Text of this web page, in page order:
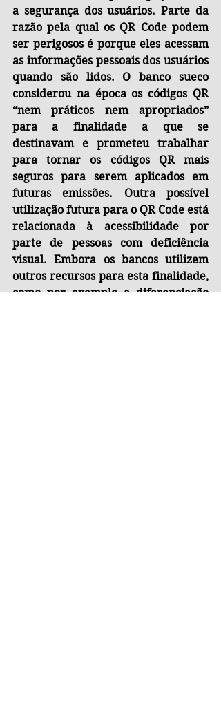
a segurança dos usuários. Parte da
razão pela qual os QR Code podem
ser perigosos é porque eles acessam
as informações pessoais dos usuários
quando são lidos. O banco sueco
considerou na época os códigos QR
“nem práticos nem apropriados”
para a finalidade a que se
destinavam e prometeu trabalhar
para tornar os códigos QR mais
seguros para serem aplicados em
futuras emissões. Outra possível
utilização futura para o QR Code está
relacionada à acessibilidade por
parte de pessoas com deficiência
visual. Embora os bancos utilizem
outros recursos para esta finalidade,
como por exemplo a diferenciação